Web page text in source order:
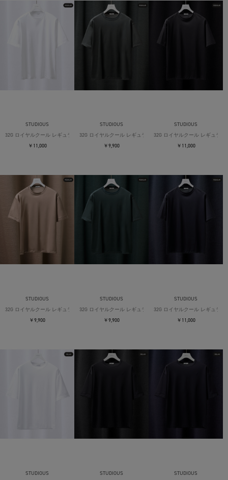
STUDIOUS
32G ロイヤルクール レギュラーTシャツ
￥11,000
STUDIOUS
32G ロイヤルクール レギュラーTシャツ
￥9,900
STUDIOUS
32G ロイヤルクール レギュラー
￥11,000
STUDIOUS
32G ロイヤルクール レギュラーTシャツ
￥9,900
STUDIOUS
32G ロイヤルクール レギュラーTシャツ
￥9,900
STUDIOUS
32G ロイヤルクール レギュラー
￥11,000
STUDIOUS
STUDIOUS
STUDIOUS